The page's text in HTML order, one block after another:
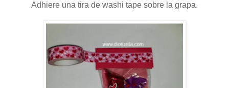
Adhiere una tira de washi tape sobre la grapa.